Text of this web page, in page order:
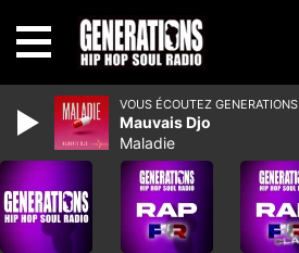
VOUS ÉCOUTEZ GENERATIONS
Mauvais Djo
Maladie